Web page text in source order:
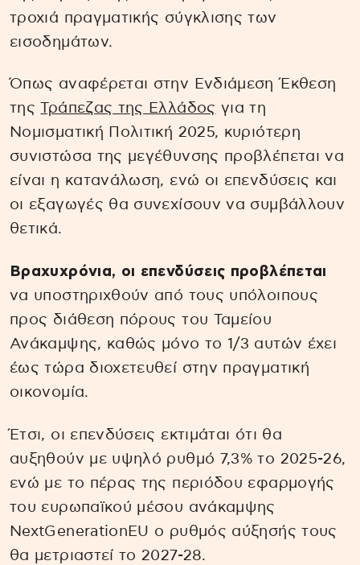
τροχιά πραγματικής σύγκλισης των
εισοδημάτων.
Όπως αναφέρεται στην Ενδιάμεση Έκθεση
της
Τράπεζας της Ελλάδος για τη
Νομισματική Πολιτική 2025, κυριότερη
συνιστώσα της μεγέθυνσης προβλέπεται να
είναι η κατανάλωση, ενώ οι επενδύσεις και
οι εξαγωγές θα συνεχίσουν να συμβάλλουν
θετικά.
Βραχυχρόνια, οι επενδύσεις προβλέπεται
να υποστηριχθούν από τους υπόλοιπους
προς διάθεση πόρους του Ταμείου
Ανάκαμψης, καθώς μόνο το 1/3 αυτών έχει
έως τώρα διοχετευθεί στην πραγματική
οικονομία.
Έτσι, οι επενδύσεις εκτιμάται ότι θα
αυξηθούν με υψηλό ρυθμό 7,3% το 2025-26,
ενώ με το πέρας της περιόδου εφαρμογής
του ευρωπαϊκού μέσου ανάκαμψης
NextGenerationEU ο ρυθμός αύξησής τους
θα μετριαστεί το 2027-28.